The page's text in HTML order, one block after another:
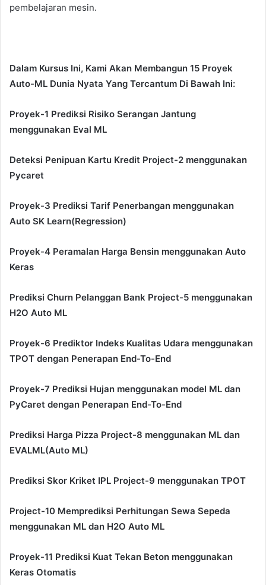
pembelajaran mesin.
Dalam Kursus Ini, Kami Akan Membangun 15 Proyek
Auto-ML Dunia Nyata Yang Tercantum Di Bawah Ini:
Proyek-1 Prediksi Risiko Serangan Jantung
menggunakan Eval ML
Deteksi Penipuan Kartu Kredit Project-2 menggunakan
Pycaret
Proyek-3 Prediksi Tarif Penerbangan menggunakan
Auto SK Learn(Regression)
Proyek-4 Peramalan Harga Bensin menggunakan Auto
Keras
Prediksi Churn Pelanggan Bank Project-5 menggunakan
H2O Auto ML
Proyek-6 Prediktor Indeks Kualitas Udara menggunakan
TPOT dengan Penerapan End-To-End
Proyek-7 Prediksi Hujan menggunakan model ML dan
PyCaret dengan Penerapan End-To-End
Prediksi Harga Pizza Project-8 menggunakan ML dan
EVALML(Auto ML)
Prediksi Skor Kriket IPL Project-9 menggunakan TPOT
Project-10 Memprediksi Perhitungan Sewa Sepeda
menggunakan ML dan H2O Auto ML
Proyek-11 Prediksi Kuat Tekan Beton menggunakan
Keras Otomatis